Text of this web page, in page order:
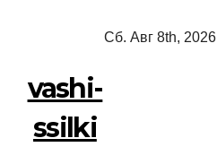
Сб. Авг 8th, 2026
vashi-
ssilki